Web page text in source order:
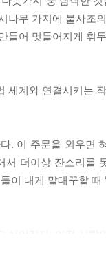
나무 가지에 불사조
들어 멋들어지게 휘
세계와 연결시키는
다. 이 주문을 외우
서 더이상 잔소리를
이 내게 말대꾸할 때
싶어질까. 어떤 사람